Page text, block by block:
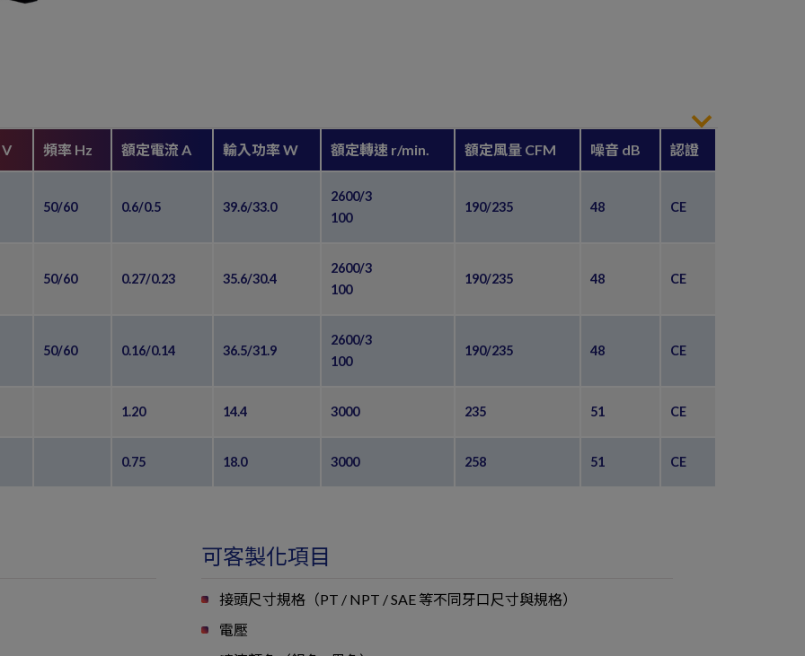
頻率 Hz 額定電流 A 輸入功率 W 額定轉速 r/min. 額定風量 CFM 噪音 dB 認證
50/60 0.6/0.5 39.6/33.0
2600/3
100
190/235 48 CE
50/60 0.27/0.23 35.6/30.4
2600/3
100
190/235 48 CE
50/60 0.16/0.14 36.5/31.9
2600/3
100
190/235 48 CE
1.20 14.4 3000 235 51 CE
0.75 18.0 3000 258 51 CE
可客製化項目
接頭尺寸規格（PT / NPT / SAE 等不同牙口尺寸與規格）
電壓